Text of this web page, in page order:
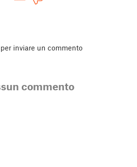
per inviare un commento
commento